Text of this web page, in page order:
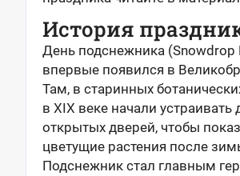
История
День подснежника (Snowdrop
впервые появился в
Там, в старинных
в XIX веке начали устраивать
открытых дверей, чтобы
цветущие растения после
Подснежник стал главным